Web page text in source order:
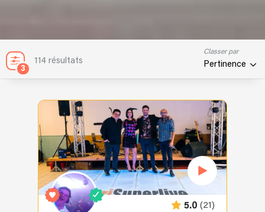
3
114 résultats
Classer par
Pertinence
5.0 (21)